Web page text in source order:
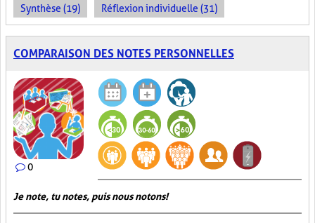
Synthèse (19) Réflexion individuelle (31)
COMPARAISON DES NOTES PERSONNELLES
0
Je note, tu notes, puis nous notons!